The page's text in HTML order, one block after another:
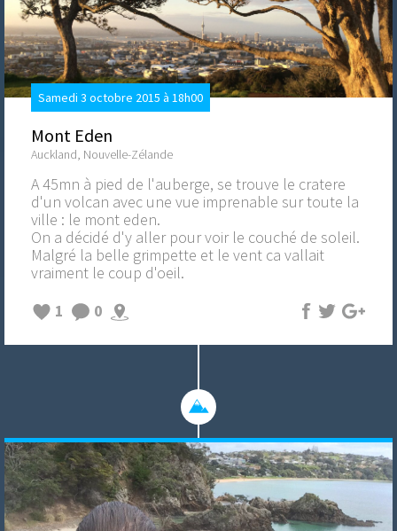
Samedi 3 octobre 2015 à 18h00
Mont Eden
Auckland, Nouvelle-Zélande
A 45mn à pied de l'auberge, se trouve le cratere
d'un volcan avec une vue imprenable sur toute la
ville : le mont eden.
On a décidé d'y aller pour voir le couché de soleil.
Malgré la belle grimpette et le vent ca vallait
vraiment le coup d'oeil.
1
0